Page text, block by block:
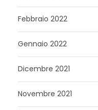
Febbraio 2022
Gennaio 2022
Dicembre 2021
Novembre 2021